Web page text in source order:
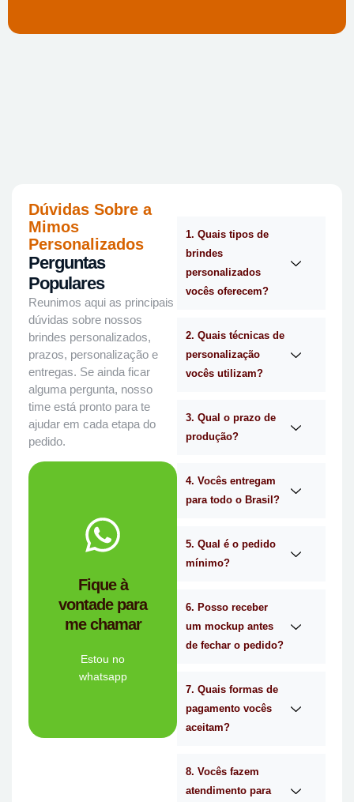
Dúvidas Sobre a
Mimos
Personalizados
Perguntas
Populares
Reunimos aqui as principais
dúvidas sobre nossos
brindes personalizados,
prazos, personalização e
entregas. Se ainda ficar
alguma pergunta, nosso
time está pronto para te
ajudar em cada etapa do
pedido.
Fique à
vontade para
me chamar
Estou no
whatsapp
Tem dúvidas se a
Personalizado é a
empresa de
brindes certa para
Me chama
no
1. Quais tipos de
brindes
personalizados
vocês oferecem?
2. Quais técnicas de
personalização
vocês utilizam?
3. Qual o prazo de
produção?
4. Vocês entregam
para todo o Brasil?
5. Qual é o pedido
mínimo?
6. Posso receber
um mockup antes
de fechar o pedido?
7. Quais formas de
pagamento vocês
aceitam?
8. Vocês fazem
atendimento para